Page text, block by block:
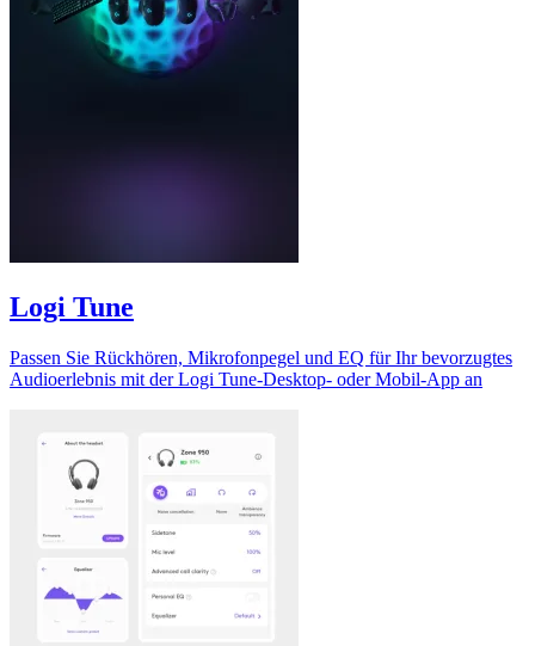
Logi Tune
Passen Sie Rückhören, Mikrofonpegel und EQ für Ihr bevorzugtes
Audioerlebnis mit der Logi Tune-Desktop- oder Mobil-App an